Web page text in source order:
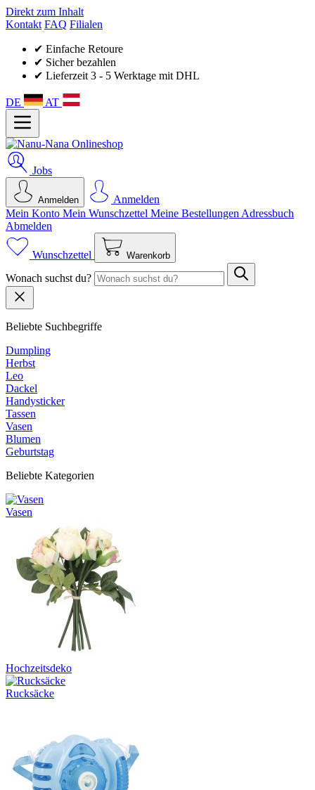
Direkt zum Inhalt
Kontakt FAQ Filialen
✔ Einfache Retoure
✔ Sicher bezahlen
✔ Lieferzeit 3 - 5 Werktage mit DHL
DE AT
Jobs
Anmelden
Anmelden
Mein Konto Mein Wunsch­zettel Meine Bestellungen Adressbuch
Abmelden
Wunschzettel Warenkorb
Wonach suchst du?
Beliebte Suchbegriffe
Dumpling
Herbst
Leo
Dackel
Handysticker
Tassen
Vasen
Blumen
Geburtstag
Beliebte Kategorien
Vasen
Hochzeitsdeko
Rucksäcke